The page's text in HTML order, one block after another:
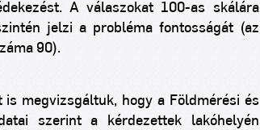
A válaszokat 100-as skálára
jelzi a probléma fontosságát (az
90).
is megvizsgáltuk, hogy a Földmérési és
szerint a kérdezettek lakóhelyén